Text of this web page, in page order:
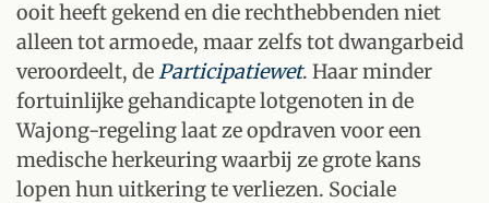
ooit heeft gekend en die rechthebbenden niet
alleen tot armoede, maar zelfs tot dwangarbeid
veroordeelt, deParticipatiewet. Haar minder
fortuinlijke gehandicapte lotgenoten in de
Wajong-regeling laat ze opdraven voor een
medische herkeuring waarbij ze grote kans
lopen hun uitkering te verliezen. Sociale